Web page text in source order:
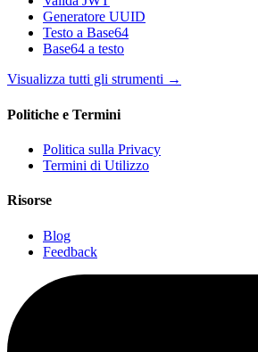
Generatore UUID
Testo a Base64
Base64 a testo
Visualizza tutti gli strumenti →
Politiche e Termini
Politica sulla Privacy
Termini di Utilizzo
Risorse
Blog
Feedback